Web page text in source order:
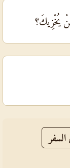
يُخْزِيكَ؟